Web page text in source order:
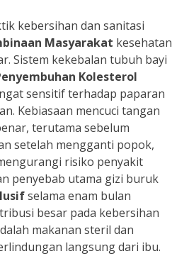
kebersihan dan sanitasi
Masyarakat kesehatan
Sistem kekebalan tubuh bayi
Kolesterol
sensitif terhadap paparan
Kebiasaan mencuci tangan
terutama sebelum
setelah mengganti popok,
risiko penyakit
penyebab utama gizi buruk
selama enam bulan
besar pada kebersihan
makanan steril dan
langsung dari ibu.